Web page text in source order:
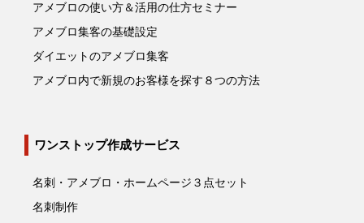
アメブロの使い方＆活用の仕方セミナー
アメブロ集客の基礎設定
ダイエットのアメブロ集客
アメブロ内で新規のお客様を探す８つの方法
ワンストップ作成サービス
名刺・アメブロ・ホームページ３点セット
名刺制作